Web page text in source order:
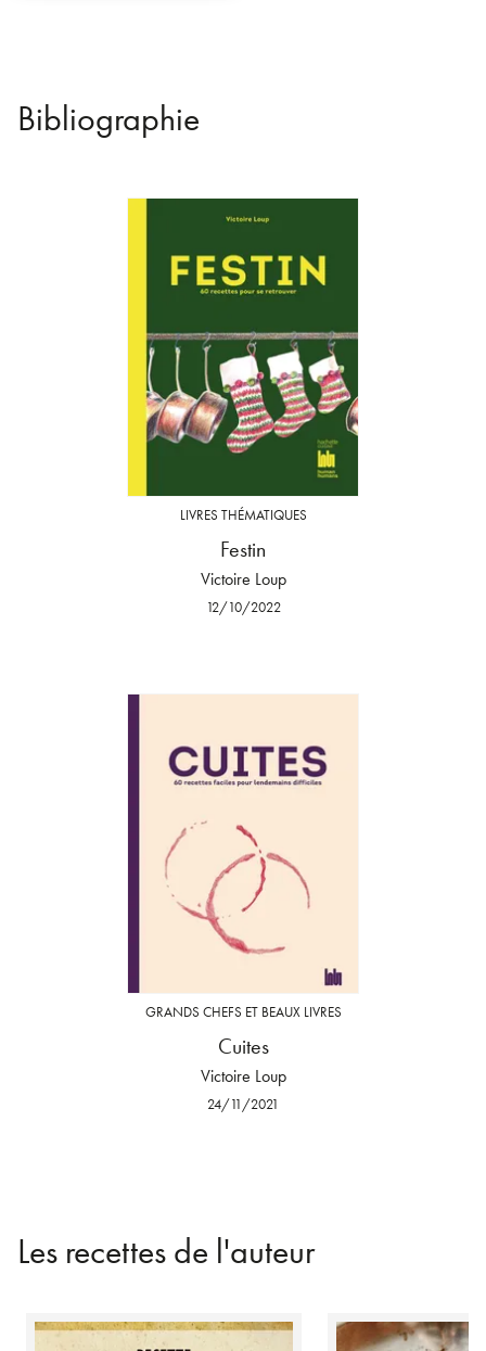
Bibliographie
LIVRES THÉMATIQUES
Festin
Victoire Loup
12/10/2022
GRANDS CHEFS ET BEAUX LIVRES
Cuites
Victoire Loup
24/11/2021
Les recettes de l'auteur